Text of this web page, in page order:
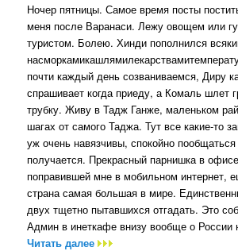
Ночер пятницы. Самое время посты
меня после Варанаси. Лежу овощем или
туристом. Болею. Хинди пополнился
почти каждый день созваниваемся, Диру
спрашивает когда приеду, а Комаль шлет
трубку. Живу в Тадж Ганже, маленьком
шагах от самого Таджа. Тут все какие-то
уж очень навязчивы, спокойно
получается. Прекрасный парнишка в
поправившей мне в мобильном интернет,
страна самая большая в мире.
двух тщетно пытавшихся отгадать. Это
Админ в инеткафе внизу вообще о
Читать далее